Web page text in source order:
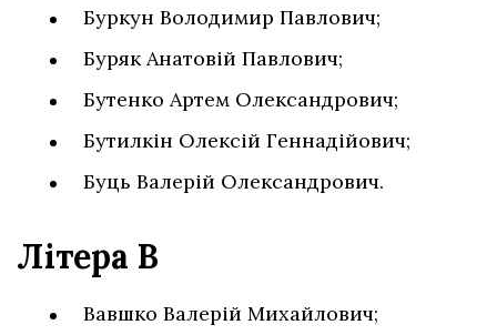
Буркун Володимир Павлович;
Буряк Анатовій Павлович;
Бутенко Артем Олександрович;
Бутилкін Олексій Геннадійович;
Буць Валерій Олександрович.
Літера В
Вавшко Валерій Михайлович;